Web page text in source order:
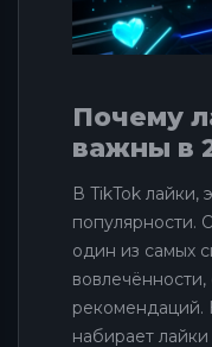
Почему
важны в
В TikTok лайки,
популярности.
один из самых
рекомендаций.
набирает